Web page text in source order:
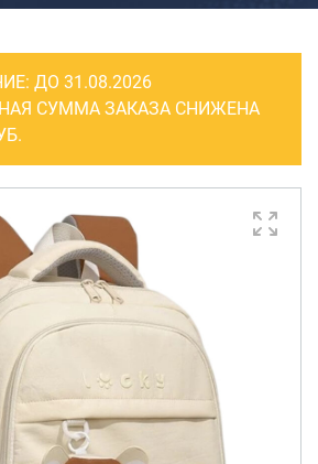
Рюкзаки детские для детских
Бьюти-кейсы
САКВОЯЖИ
РАСПРОДАЖА
Сумки колесные
Сумки спортивные
Сумки деловые
Сумки поясные
Сумки пляжные
Сумки для ноутбуков
ДО 31.08.2026
СУММА ЗАКАЗА СНИЖЕНА